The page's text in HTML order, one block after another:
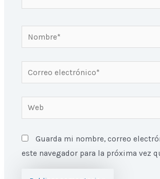
Nombre*
Correo
electrónico*
Web
Guarda mi nombre, correo
este navegador para la próxima vez